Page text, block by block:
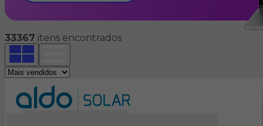
33367 itens encontrados